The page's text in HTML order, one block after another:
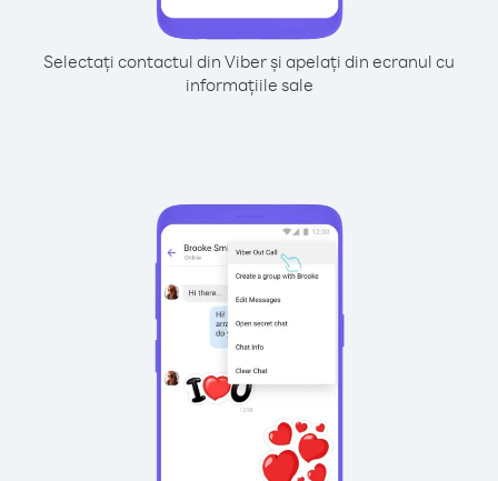
Selectați contactul din Viber și apelați din ecranul cu
informațiile sale